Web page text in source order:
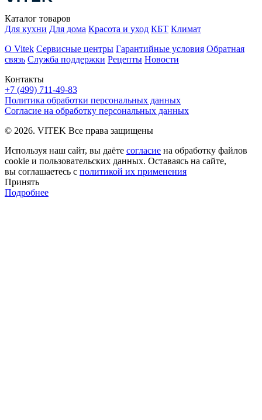
Контакты
+7 (499) 711-49-83
Каталог товаров
Для кухни Для дома Красота и уход КБТ Климат
О Vitek Сервисные центры Гарантийные условия Обратная
связь Служба поддержки Рецепты Новости
Политика обработки персональных данных
Согласие на обработку персональных данных
© 2026. VITEK Все права защищены
Используя наш сайт, вы даёте согласие на обработку файлов
cookie и пользовательских данных. Оставаясь на сайте,
вы соглашаетесь с политикой их применения
Принять
Подробнее